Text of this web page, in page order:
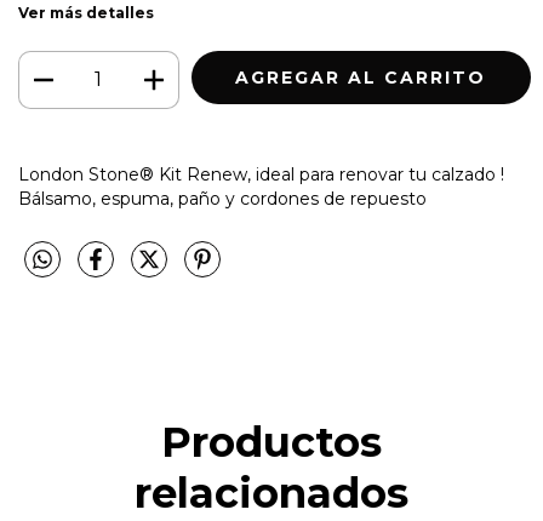
Ver más detalles
London Stone® Kit Renew, ideal para renovar tu calzado !
Bálsamo, espuma, paño y cordones de repuesto
Productos
relacionados